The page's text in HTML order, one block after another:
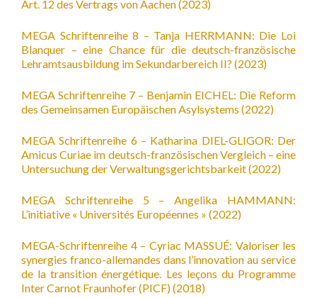
Art. 12 des Vertrags von Aachen (2023)
MEGA Schriftenreihe 8 – Tanja HERRMANN: Die Loi
Blanquer – eine Chance für die deutsch-französische
Lehramtsausbildung im Sekundarbereich II? (2023)
MEGA Schriftenreihe 7 – Benjamin EICHEL: Die Reform
des Gemeinsamen Europäischen Asylsystems (2022)
MEGA Schriftenreihe 6 – Katharina DIEL-GLIGOR: Der
Amicus Curiae im deutsch-französischen Vergleich – eine
Untersuchung der Verwaltungsgerichtsbarkeit (2022)
MEGA Schriftenreihe 5 – Angelika HAMMANN:
L’initiative « Universités Européennes » (2022)
MEGA-Schriftenreihe 4 – Cyriac MASSUÉ: Valoriser les
synergies franco-allemandes dans l’innovation au service
de la transition énergétique. Les leçons du Programme
Inter Carnot Fraunhofer (PICF) (2018)